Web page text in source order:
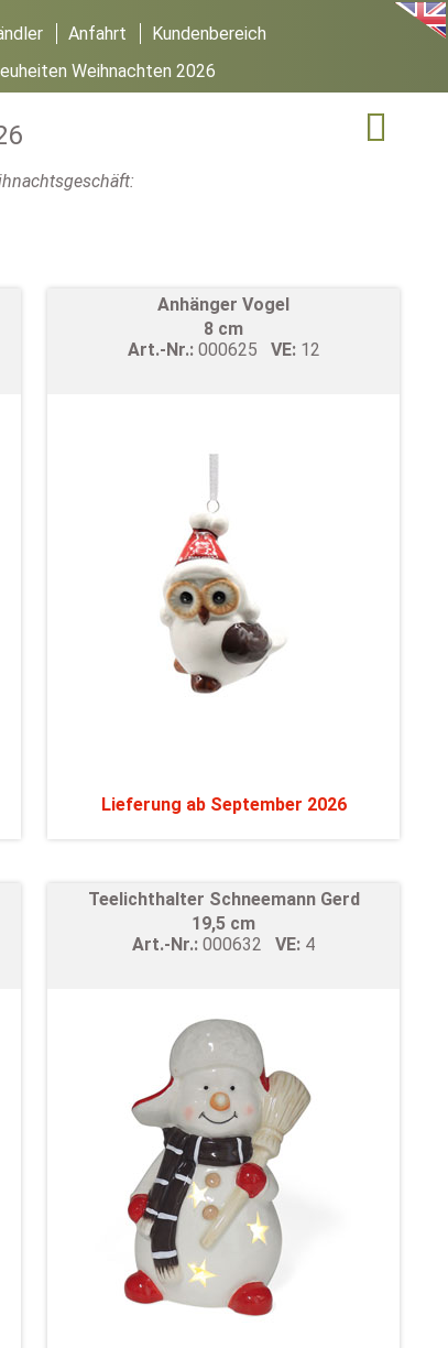
Anfahrt
Kundenbereich
Weihnachten 2026

Anhänger Vogel
8 cm
Art.-Nr.: 000625 VE: 12
Lieferung ab September 2026
Teelichthalter Schneemann Gerd
19,5 cm
Art.-Nr.:000632VE: 4